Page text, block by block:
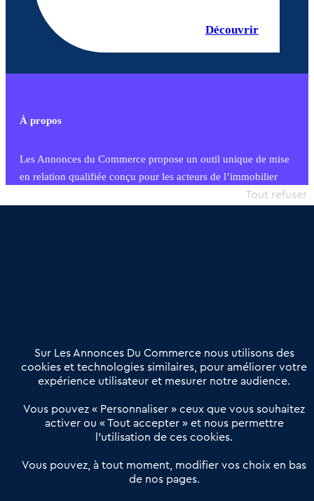
Découvrir
À propos
Les Annonces du Commerce propose un outil unique de mise
en relation qualifiée conçu pour les acteurs de l’immobilier
commercial et les collectivités territoriales, simple et intégrant
Offres Pro
Actualités
Qui sommes nous ?
Derniers articles
Réseau 3C : un partenaire national dédié aux transactions
Petitscommerces : Un partenariat au service du commerce de
proximité et des territoires
Sur Les Annonces Du Commerce nous utilisons des
cookies et technologies similaires, pour améliorer votre
expérience utilisateur et mesurer notre audience.
Vous pouvez « Personnaliser » ceux que vous souhaitez
activer ou « Tout accepter » et nous permettre
l’utilisation de ces cookies.
Vous pouvez, à tout moment, modifier vos choix en bas
de nos pages.
Tout refuser